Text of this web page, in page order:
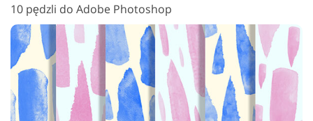
10 pędzli do Adobe Photoshop